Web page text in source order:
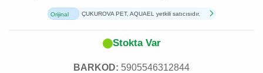
Orijinal
ÇUKUROVA PET, AQUAEL yetkili satıcısıdır.
Stokta Var
BARKOD: 5905546312844